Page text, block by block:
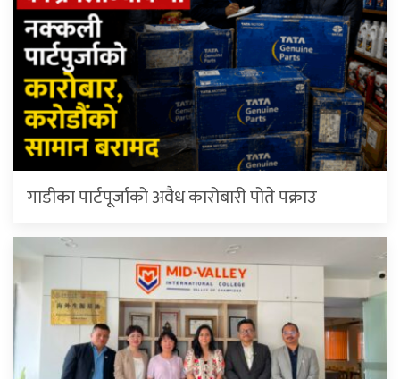
गाडीका पार्टपूर्जाको अवैध कारोबारी पोते प‌क्राउ